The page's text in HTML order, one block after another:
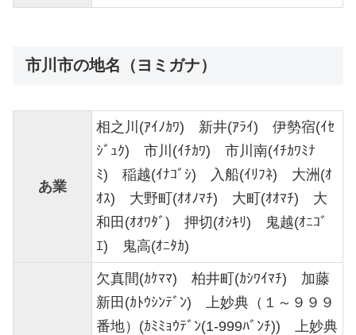
市川市の地名（ヨミガナ）
あ業
相之川(ｱｲﾉｶﾜ) 新井(ｱﾗｲ) 伊勢宿(ｲｾ
ｼﾞｭｸ) 市川(ｲﾁｶﾜ) 市川南(ｲﾁｶﾜﾐﾅ
ﾐ) 稲越(ｲﾅｺﾞｼ) 入船(ｲﾘﾌﾈ) 大洲(ｵ
ｵｽ) 大野町(ｵｵﾉﾏﾁ) 大町(ｵｵﾏﾁ) 大
和田(ｵｵﾜﾀﾞ) 押切(ｵｼｷﾘ) 鬼越(ｵﾆｺﾞ
ｴ) 鬼高(ｵﾆﾀｶ)
欠真間(ｶｹﾏﾏ) 柏井町(ｶｼﾜｲﾏﾁ) 加藤
新田(ｶﾄｳｼﾝﾃﾞﾝ) 上妙典（１～９９９
番地）(ｶﾐﾐｮｳﾃﾞﾝ(1-999ﾊﾞﾝﾁ)) 上妙典